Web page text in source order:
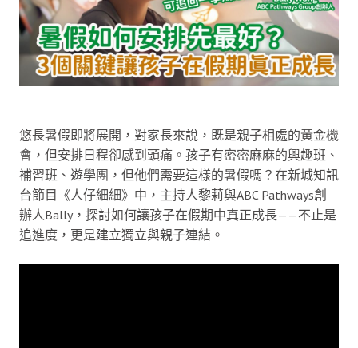
悠長暑假即將展開，對家長來說，既是親子相處的黃金機
會，但安排日程卻感到頭痛。孩子有密密麻麻的興趣班、
補習班、遊學團，但他們需要這樣的暑假嗎？在新城知訊
台節目《人仔細細》中，主持人黎莉與ABC Pathways創
辦人Bally，探討如何讓孩子在假期中真正成長——不止是
追進度，更是建立獨立與親子連結。